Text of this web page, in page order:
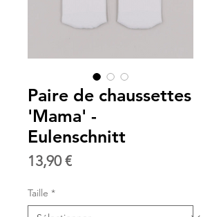
Paire de chaussettes
'Mama' -
Eulenschnitt
13,90 €Prix
Taille *